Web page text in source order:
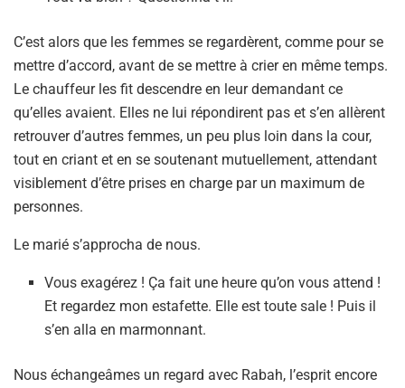
C’est alors que les femmes se regardèrent, comme pour se
mettre d’accord, avant de se mettre à crier en même temps.
Le chauffeur les fit descendre en leur demandant ce
qu’elles avaient. Elles ne lui répondirent pas et s’en allèrent
retrouver d’autres femmes, un peu plus loin dans la cour,
tout en criant et en se soutenant mutuellement, attendant
visiblement d’être prises en charge par un maximum de
personnes.
Le marié s’approcha de nous.
Vous exagérez ! Ça fait une heure qu’on vous attend !
Et regardez mon estafette. Elle est toute sale ! Puis il
s’en alla en marmonnant.
Nous échangeâmes un regard avec Rabah, l’esprit encore